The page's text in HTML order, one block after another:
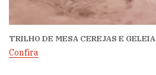
TRILHO DE MESA CEREJAS E GELEIA
Confira